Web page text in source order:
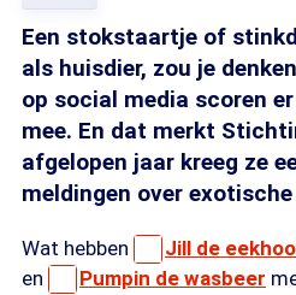
Een stokstaartje of
als huisdier, zou je
op social media scoren
mee. En dat merkt
afgelopen jaar kreeg ze
meldingen over
Wat hebben Jill de
en
Pumpin de wasbeer